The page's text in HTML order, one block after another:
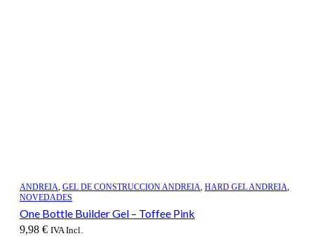
ANDREIA, GEL DE CONSTRUCCION ANDREIA, HARD GEL ANDREIA,
NOVEDADES
One Bottle Builder Gel – Toffee Pink
9,98 € IVA Incl.